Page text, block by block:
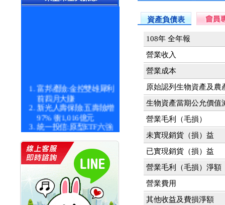
富邦產險:金控雙雄犀利
前四月大賺
新光人壽保險:五壽險增
97% 衝1,016億元
統一投信:原型ETF六強
漲逾九成
統一投信:主動式ETF溢
價 被盯上
新光人壽保險:新壽Q1外
價金將達996億
宇辰系統科技:宇辰業績
創新高 啟動興櫃轉上櫃
計畫
資產負債表
108年 全年報
營業收入
營業成本
原始認列生物資產及農
生物資產當期公允價值
營業毛利（毛損）
未實現銷貨（損）益
已實現銷貨（損）益
營業毛利（毛損）淨額
營業費用
其他收益及費損淨額